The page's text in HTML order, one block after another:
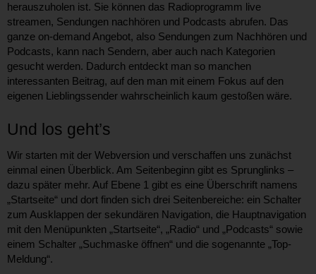
herauszuholen ist. Sie können das Radioprogramm live
streamen, Sendungen nachhören und Podcasts abrufen. Das
ganze on-demand Angebot, also Sendungen zum Nachhören und
Podcasts, kann nach Sendern, aber auch nach Kategorien
gesucht werden. Dadurch entdeckt man so manchen
interessanten Beitrag, auf den man mit einem Fokus auf den
eigenen Lieblingssender wahrscheinlich kaum gestoßen wäre.
Und los geht’s
Wir starten mit der Webversion und verschaffen uns zunächst
einmal einen Überblick. Am Seitenbeginn gibt es Sprunglinks –
dazu später mehr. Auf Ebene 1 gibt es eine Überschrift namens
„Startseite“ und dort finden sich drei Seitenbereiche: ein Schalter
zum Ausklappen der sekundären Navigation, die Hauptnavigation
mit den Menüpunkten „Startseite“, „Radio“ und „Podcasts“ sowie
einem Schalter „Suchmaske öffnen“ und die sogenannte „Top-
Meldung“.